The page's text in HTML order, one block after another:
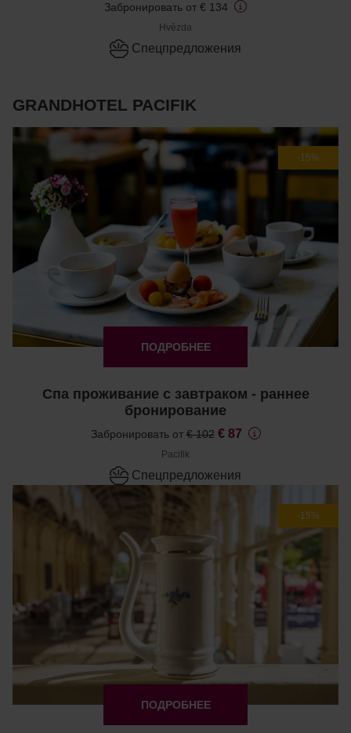
Забронировать от € 134
Hvězda
Cпецпредложения
GRANDHOTEL PACIFIK
-15%
ПОДРОБНЕЕ
Спа проживание с завтраком - раннее
бронирование
Забронировать от€ 102 € 87
Pacifik
Cпецпредложения
-15%
ПОДРОБНЕЕ